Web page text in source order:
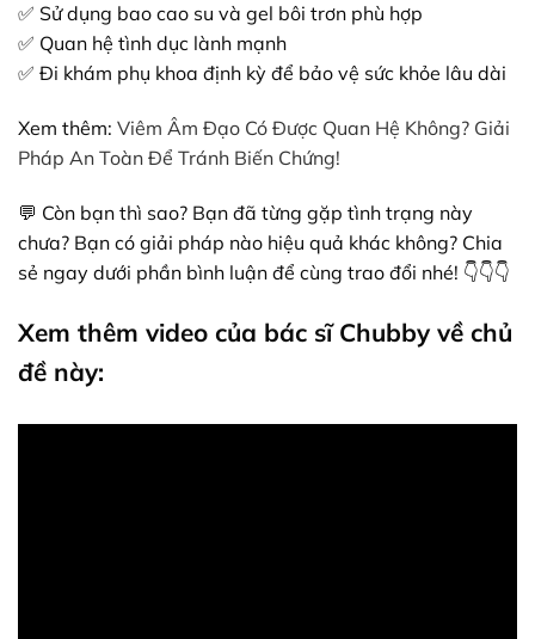
✅ Sử dụng bao cao su và gel bôi trơn phù hợp
✅ Quan hệ tình dục lành mạnh
✅ Đi khám phụ khoa định kỳ để bảo vệ sức khỏe lâu dài
Xem thêm: Viêm Âm Đạo Có Được Quan Hệ Không? Giải
Pháp An Toàn Để Tránh Biến Chứng!
💬 Còn bạn thì sao? Bạn đã từng gặp tình trạng này
chưa? Bạn có giải pháp nào hiệu quả khác không? Chia
sẻ ngay dưới phần bình luận để cùng trao đổi nhé! 👇👇👇
Xem thêm video của bác sĩ Chubby về chủ
đề này: